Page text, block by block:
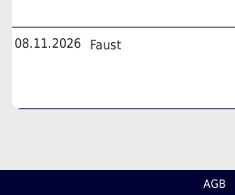
08.11.2026 Faust
AGB